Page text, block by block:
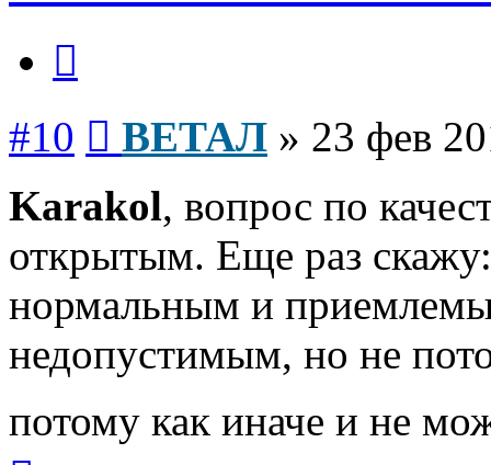
#10 ВЕТАЛ » 23 фев
Karakol, вопрос по
открытым. Еще раз скажу:
нормальным и
недопустимым, но не
потому как иначе и не